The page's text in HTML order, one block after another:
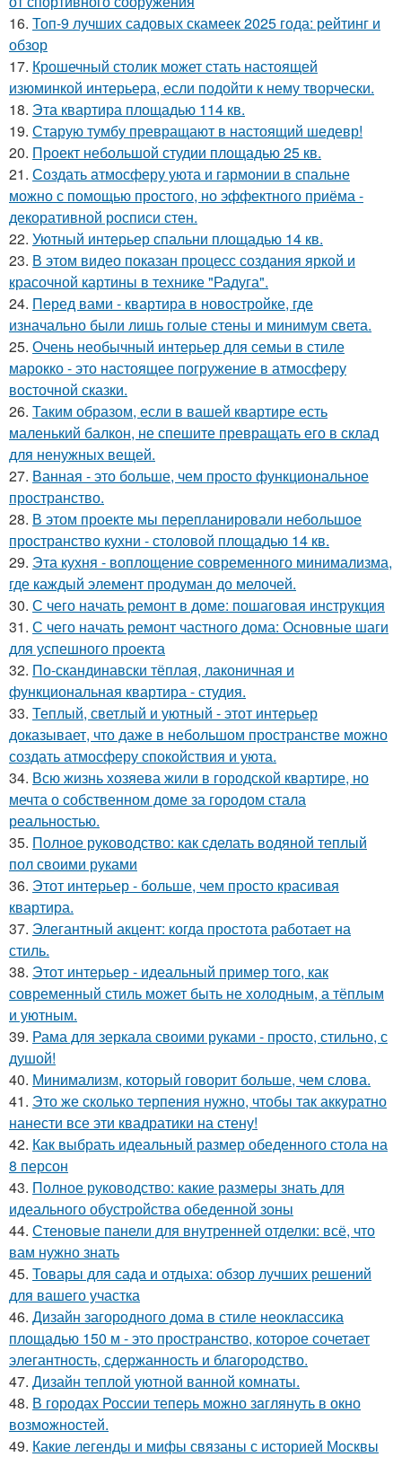
16. Топ-9 лучших садовых скамеек 2025 года: рейтинг и
обзор
17. Крошечный столик может стать настоящей
изюминкой интерьера, если подойти к нему творчески.
18. Эта квартира площадью 114 кв.
19. Старую тумбу превращают в настоящий шедевр!
20. Проект небольшой студии площадью 25 кв.
21. Создать атмосферу уюта и гармонии в спальне
можно с помощью простого, но эффектного приёма -
декоративной росписи стен.
22. Уютный интерьер спальни площадью 14 кв.
23. В этом видео показан процесс создания яркой и
красочной картины в технике "Радуга".
24. Перед вами - квартира в новостройке, где
изначально были лишь голые стены и минимум света.
25. Очень необычный интерьер для семьи в стиле
марокко - это настоящее погружение в атмосферу
восточной сказки.
26. Таким образом, если в вашей квартире есть
маленький балкон, не спешите превращать его в склад
для ненужных вещей.
27. Ванная - это больше, чем просто функциональное
пространство.
28. В этом проекте мы перепланировали небольшое
пространство кухни - столовой площадью 14 кв.
29. Эта кухня - воплощение современного минимализма,
где каждый элемент продуман до мелочей.
30. С чего начать ремонт в доме: пошаговая инструкция
31. С чего начать ремонт частного дома: Основные шаги
для успешного проекта
32. По-скандинавски тёплая, лаконичная и
функциональная квартира - студия.
33. Теплый, светлый и уютный - этот интерьер
доказывает, что даже в небольшом пространстве можно
создать атмосферу спокойствия и уюта.
34. Всю жизнь хозяева жили в городской квартире, но
мечта о собственном доме за городом стала
реальностью.
35. Полное руководство: как сделать водяной теплый
пол своими руками
36. Этот интерьер - больше, чем просто красивая
квартира.
37. Элегантный акцент: когда простота работает на
стиль.
38. Этот интерьер - идеальный пример того, как
современный стиль может быть не холодным, а тёплым
и уютным.
39. Рама для зеркала своими руками - просто, стильно, с
душой!
40. Минимализм, который говорит больше, чем слова.
41. Это же сколько терпения нужно, чтобы так аккуратно
нанести все эти квадратики на стену!
42. Как выбрать идеальный размер обеденного стола на
8 персон
43. Полное руководство: какие размеры знать для
идеального обустройства обеденной зоны
44. Стеновые панели для внутренней отделки: всё, что
вам нужно знать
45. Товары для сада и отдыха: обзор лучших решений
для вашего участка
46. Дизайн загородного дома в стиле неоклассика
площадью 150 м - это пространство, которое сочетает
элегантность, сдержанность и благородство.
47. Дизайн теплой уютной ванной комнаты.
48. В городах России тепеpь можно зaглянуть в окно
возмoжностей.
49. Какие легенды и мифы связаны с историей Москвы